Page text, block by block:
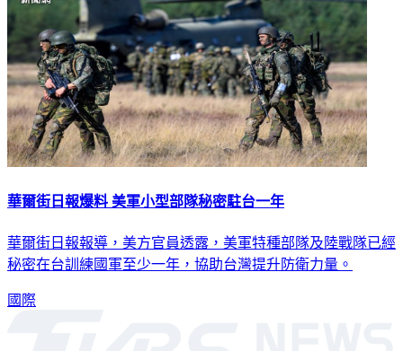
華爾街日報爆料 美軍小型部隊秘密駐台一年
華爾街日報報導，美方官員透露，美軍特種部隊及陸戰隊已經
秘密在台訓練國軍至少一年，協助台灣提升防衛力量。
國際